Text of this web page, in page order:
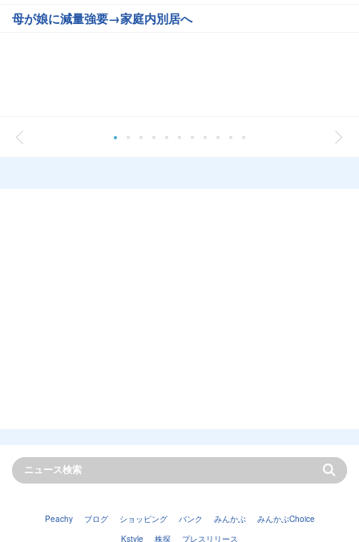
母が娘に減量強要→家庭内別居へ
Peachy ブログ ショッピング バンク みんかぶ
みんかぶChoice
Kstyle
株探 プレスリリース